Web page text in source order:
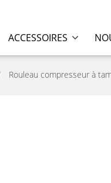
ACCESSOIRES
Rouleau compresseur à